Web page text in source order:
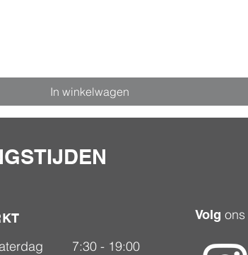
In winkelwagen
Volg
7:30 - 19:00